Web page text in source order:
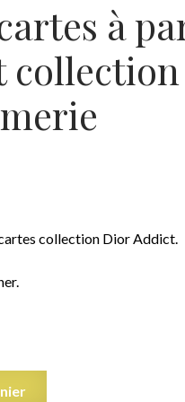
à
collection Dior Addict.